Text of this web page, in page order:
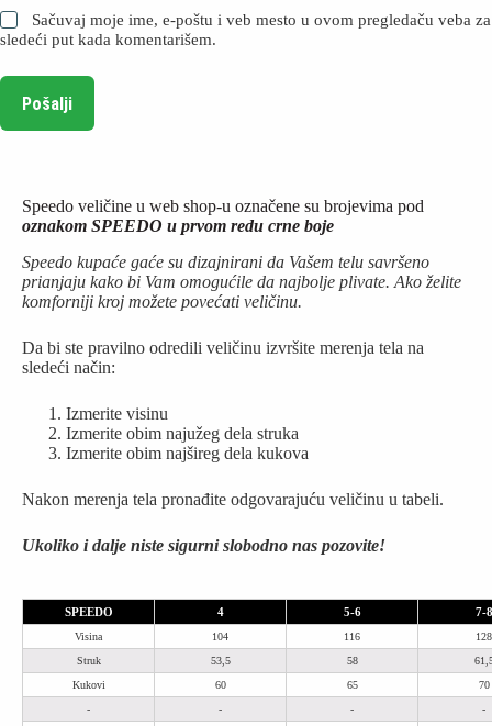
Sačuvaj moje ime, e-poštu i veb mesto u ovom pregledaču veba za
sledeći put kada komentarišem.
Pošalji
Speedo veličine u web shop-u označene su brojevima pod
oznakom SPEEDO u prvom redu crne boje
Speedo kupaće gaće su dizajnirani da Vašem telu savršeno
prianjaju kako bi Vam omogućile da najbolje plivate. Ako želite
komforniji kroj možete povećati veličinu.
Da bi ste pravilno odredili veličinu izvršite merenja tela na
sledeći način:
Izmerite visinu
Izmerite obim najužeg dela struka
Izmerite obim najšireg dela kukova
Nakon merenja tela pronađite odgovarajuću veličinu u tabeli.
Ukoliko i dalje niste sigurni slobodno nas pozovite!
SPEEDO 4 5-6 7-8
Visina 104 116
128
Struk
53,5 58
Kukovi
60 65
70
-
- -
-